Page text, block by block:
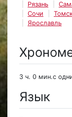
Рязань
Сочи
Ярославль
3 ч. 0 мин.с
Язык